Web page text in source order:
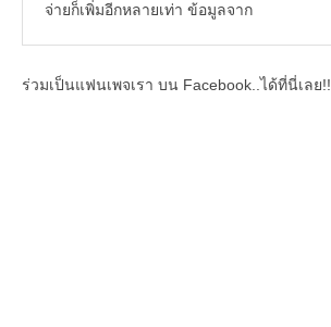
จ่ายก็เพิ่มอีกหลายเท่า ข้อมูลจาก
ร่วมเป็นแฟนเพจเรา บน Facebook..ได้ที่นี่เลย!!